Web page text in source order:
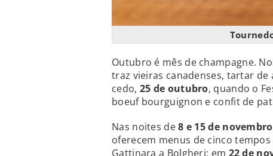
Outubro é mês de champagne.
traz vieiras canadenses, tartar
cedo, 25 de outubro, quando o
boeuf bourguignon e confit de
Nas noites de8 e 15 de novembro
oferecem menus de cinco
Gattinara a Bolgheri; em 22 de